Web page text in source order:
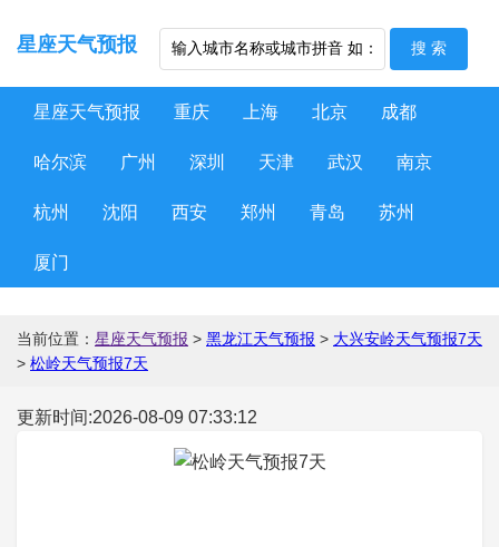
星座天气预报
星座天气预报 重庆 上海 北京 成都
哈尔滨 广州 深圳 天津 武汉 南京
杭州 沈阳 西安 郑州 青岛 苏州
厦门
当前位置： 星座天气预报 > 黑龙江天气预报 > 大兴安岭天气预报7天
> 松岭天气预报7天
更新时间:2026-08-09 07:33:12